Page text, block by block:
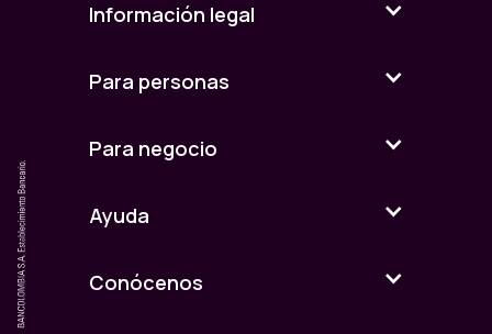
Información legal
Para personas
Para negocio
Ayuda
Conócenos